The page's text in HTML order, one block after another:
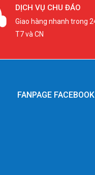
DỊCH VỤ CHU ĐÁO
Giao hàng nhanh trong
T7 và CN
FANPAGE FACEBOOK